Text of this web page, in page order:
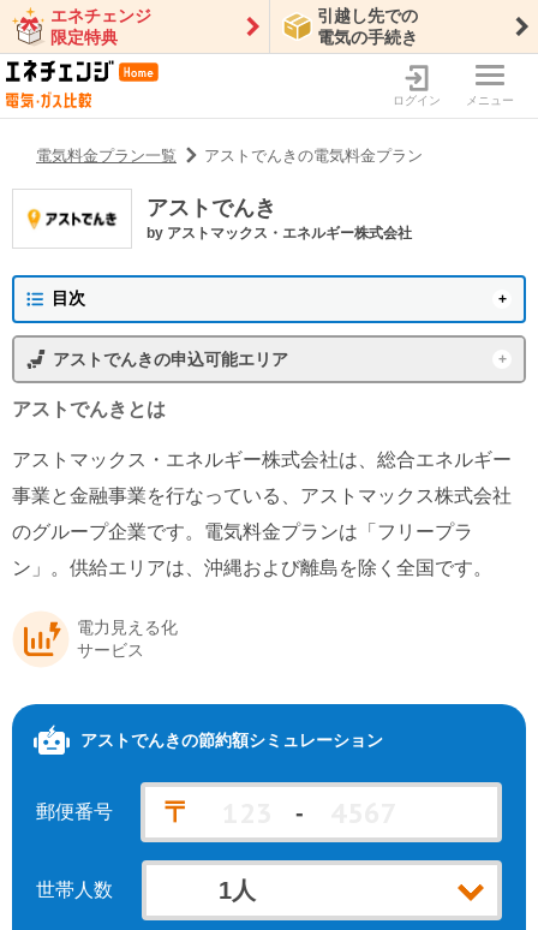
エネチェンジ
限定特典
引越し先での
電気の手続き
ログイン メニュー
電気料金プラン一覧 アストでんきの電気料金プラン
アストでんき
by アストマックス・エネルギー株式会社
目次
特徴・メリット
アストでんきの会社情報
アストでんきの申込可能エリア
東京電力エリア
北陸電力エリア 中国電力エリア
関西電力エリア 四国電力エリア
北海道電力エリア 九州電力エリア
アストでんき とは
アストマックス・エネルギー株式会社は、総合エネルギー
事業と金融事業を行なっている、アストマックス株式会社
のグループ企業です。電気料金プランは「フリープラ
ン」。供給エリアは、沖縄および離島を除く全国です。
電力見える化
サービス
アストでんきの節約額シミュレーション
郵便番号 〒 -
世帯人数